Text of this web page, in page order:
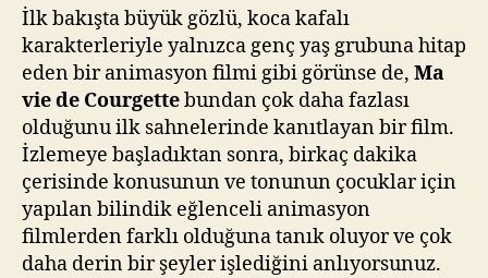
İlk bakışta büyük gözlü, koca kafalı
karakterleriyle yalnızca genç yaş grubuna hitap
eden bir animasyon filmi gibi görünse de, Ma
vie de Courgettebundan çok daha fazlası
olduğunu ilk sahnelerinde kanıtlayan bir film.
İzlemeye başladıktan sonra, birkaç dakika
çerisinde konusunun ve tonunun çocuklar için
yapılan bilindik eğlenceli animasyon
filmlerden farklı olduğuna tanık oluyor ve çok
daha derin bir şeyler işlediğini anlıyorsunuz.